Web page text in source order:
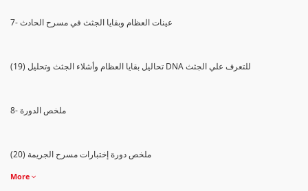
7- عينات العظام وبقايا الجثث في مسرح الحادث
(19) تحاليل بقايا العظام وأشلاء الجثث وتحليل DNA للتعرف علي الجثث
8- ملخص الدورة
(20) ملخص دورة إختبارات مسرح الجريمة
More